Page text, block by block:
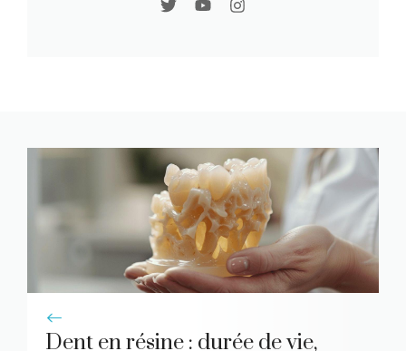
Dent en résine : durée de vie,